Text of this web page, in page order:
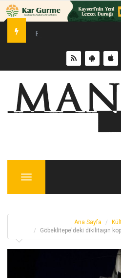
Erciyes Üniversitesi’nde
Menu
Ana Sayfa
Göbeklitepe'deki dikilitaşın